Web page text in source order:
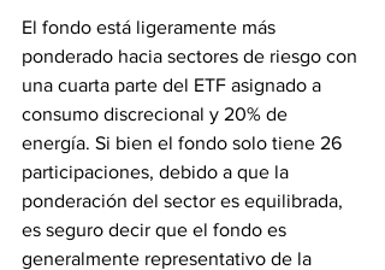
El fondo está ligeramente más
ponderado hacia sectores de riesgo con
una cuarta parte del ETF asignado a
consumo discrecional y 20% de
energía. Si bien el fondo solo tiene 26
participaciones, debido a que la
ponderación del sector es equilibrada,
es seguro decir que el fondo es
generalmente representativo de la